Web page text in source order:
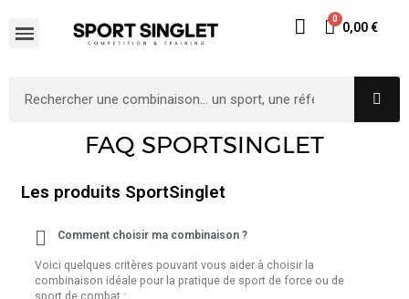
0,00 €
FAQ SPORTSINGLET
Les produits SportSinglet
Comment choisir ma combinaison ?
Voici quelques critères pouvant vous aider à choisir la
combinaison idéale pour la pratique de sport de force ou de